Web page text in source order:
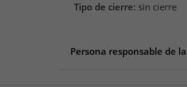
Tipo de cierre: sin cierre
Persona responsable de la